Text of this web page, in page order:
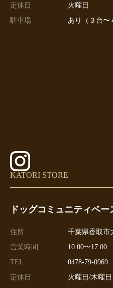
定休日
火曜日
駐車場
あり（３台〜
KATORI STORE
ドッグコミュニティベ
住所
千葉県香取市
営業時間
10:00〜17:00
TEL
0478-79-0969
定休日
火曜日/木曜日